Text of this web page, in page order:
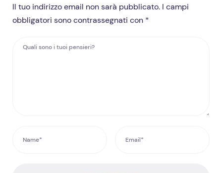
Il tuo indirizzo email non sarà pubblicato. I campi
obbligatori sono contrassegnati con *